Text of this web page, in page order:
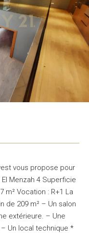
vous propose pour
Menzah 4 Superficie
m² Vocation : R+1 La
de 209 m² – Un salon
extérieure. – Une
Un local technique *